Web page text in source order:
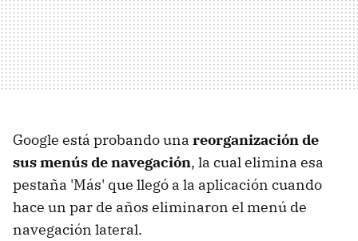
Google está probando una reorganización de
sus menús de navegación, la cual elimina esa
pestaña 'Más' que llegó a la aplicación cuando
hace un par de años eliminaron el menú de
navegación lateral.